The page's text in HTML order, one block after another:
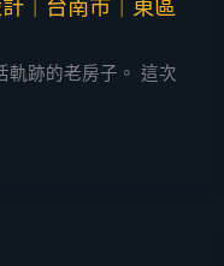
｜台南市｜東區
軌跡的老房子。 這次